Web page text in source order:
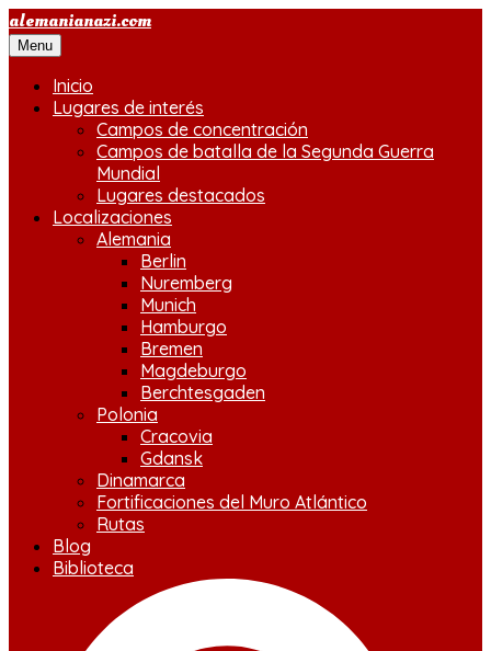
Saltar
al
contenido
alemanianazi.com
Menu
Inicio
Lugares de interés
Campos de concentración
Campos de batalla de la Segunda Guerra
Mundial
Lugares destacados
Localizaciones
Alemania
Berlin
Nuremberg
Munich
Hamburgo
Bremen
Magdeburgo
Berchtesgaden
Polonia
Cracovia
Gdansk
Dinamarca
Fortificaciones del Muro Atlántico
Rutas
Blog
Biblioteca